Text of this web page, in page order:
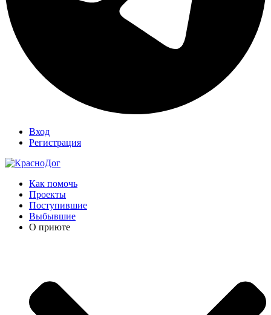
Вход
Регистрация
Как помочь
Проекты
Поступившие
Выбывшие
О приюте